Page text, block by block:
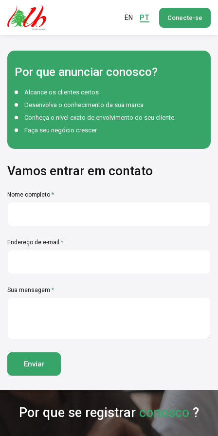
EN PT Conecte-se
Por que anunciar conosco?
Alcance os clientes certos
Desenvolva o conhecimento da sua marca
Conheça o nível exato de envolvimento do seu cliente.
Faça seu negócio crescer
Vamos entrar em contato
Nome completo *
Endereço de e-mail *
Sua mensagem *
Por que se registrarconosco ?